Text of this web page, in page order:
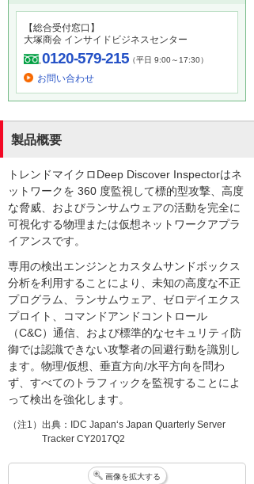
【総合受付窓口】
大塚商会 インサイドビジネスセンター
0120-579-215（平日 9:00～17:30）
お問い合わせ
製品概要
トレンドマイクロDeep Discover Inspectorはネ
ットワークを 360 度監視して標的型攻撃、高度
な脅威、およびランサムウェアの活動を完全に
可視化する物理または仮想ネットワークアプラ
イアンスです。
専用の検出エンジンとカスタムサンドボックス
分析を利用することにより、未知の高度な不正
プログラム、ランサムウェア、ゼロデイエクス
プロイト、コマンドアンドコントロール
（C&C）通信、および標準的なセキュリティ防
御では認識できない攻撃者の回避行動を識別し
ます。物理/仮想、垂直方向/水平方向を問わ
ず、すべてのトラフィックを監視することによ
って検出を強化します。
（注1）出典：IDC Japan‘s Japan Quarterly Server
Tracker CY2017Q2
画像を拡大する